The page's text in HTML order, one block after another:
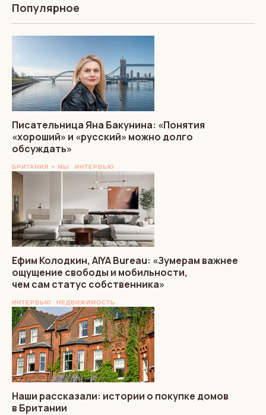
Популярное
Писательница Яна Бакунина: «Понятия
«хороший» и «русский» можно долго
обсуждать»
БРИТАНИЯ + МЫ ИНТЕРВЬЮ
Ефим Колодкин, AIYA Bureau: «Зумерам важнее
ощущение свободы и мобильности,
чем сам статус собственника»
ИНТЕРВЬЮ НЕДВИЖИМОСТЬ
Наши рассказали: истории о покупке домов
в Британии